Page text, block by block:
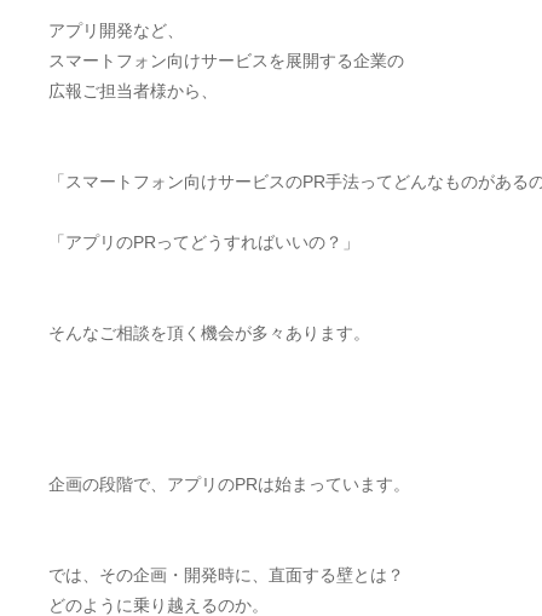
アプリ開発など、
スマートフォン向けサービスを展開する企業の
広報ご担当者様から、
「スマートフォン向けサービスのPR手法ってどんなものがある
「アプリのPRってどうすればいいの？」
そんなご相談を頂く機会が多々あります。
企画の段階で、アプリのPRは始まっています。
では、その企画・開発時に、直面する壁とは？
どのように乗り越えるのか。